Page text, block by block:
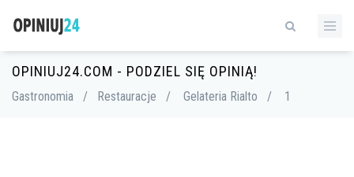
OPINIUJ24.COM - PODZIEL SIĘ OPINIĄ!
Gastronomia / Restauracje / Gelateria Rialto / 1